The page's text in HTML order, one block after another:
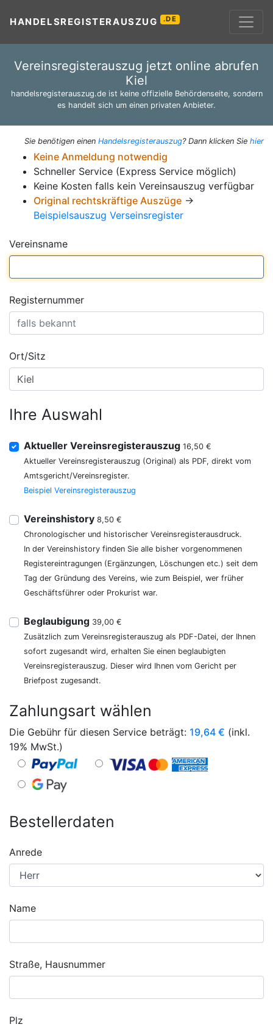
HANDELSREGISTERAUSZUG .DE
Vereinsregisterauszug jetzt online abrufen
Kiel
handelsregisterauszug.de ist keine offizielle Behördenseite, sondern
es handelt sich um einen privaten Anbieter.
Sie benötigen einen Handelsregisterauszug? Dann klicken Sie hier
Keine Anmeldung notwendig
Schneller Service (Express Service möglich)
Keine Kosten falls kein Vereinsauszug verfügbar
Original rechtskräftige Auszüge →
Beispielsauszug Verseinsregister
Vereinsname
Registernummer
Ort/Sitz
Ihre Auswahl
Aktueller Vereinsregisterauszug 16,50 €
Aktueller Vereinsregisterauszug (Original) als PDF, direkt vom
Amtsgericht/Vereinsregister.
Beispiel Vereinsregisterauszug
Vereinshistory 8,50 €
Chronologischer und historischer Vereinsregisterausdruck.
In der Vereinshistory finden Sie alle bisher vorgenommenen
Registereintragungen (Ergänzungen, Löschungen etc.) seit dem
Tag der Gründung des Vereins, wie zum Beispiel, wer früher
Geschäftsführer oder Prokurist war.
Beglaubigung 39,00 €
Zusätzlich zum Vereinsregisterauszug als PDF-Datei, der Ihnen
sofort zugesandt wird, erhalten Sie einen beglaubigten
Vereinsregisterauszug. Dieser wird Ihnen vom Gericht per
Briefpost zugesandt.
Zahlungsart wählen
Die Gebühr für diesen Service beträgt: 19,64 € (inkl.
19% MwSt.)
Bestellerdaten
Anrede
Name
Straße, Hausnummer
Plz